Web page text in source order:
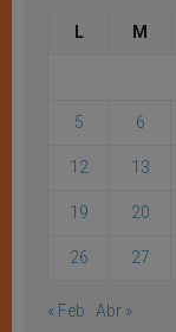
L M
5 6
12 13
19 20
26 27
« Feb Abr »